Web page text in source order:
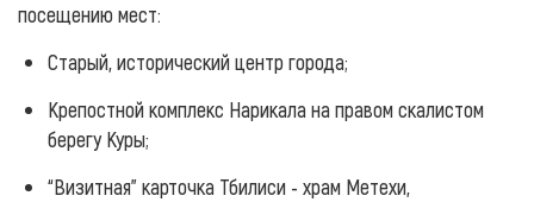
посещению мест:
Старый, исторический центр города;
Крепостной комплекс Нарикала на правом скалистом
берегу Куры;
“Визитная” карточка Тбилиси - храм Метехи,